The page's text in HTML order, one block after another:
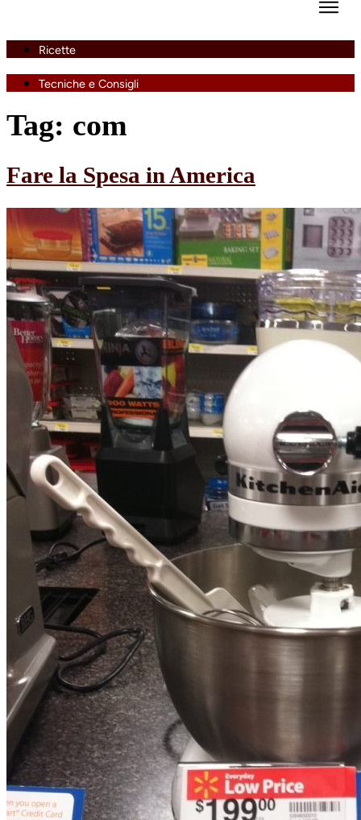
Ricette
Tecniche e Consigli
Tag: com
Fare la Spesa in America